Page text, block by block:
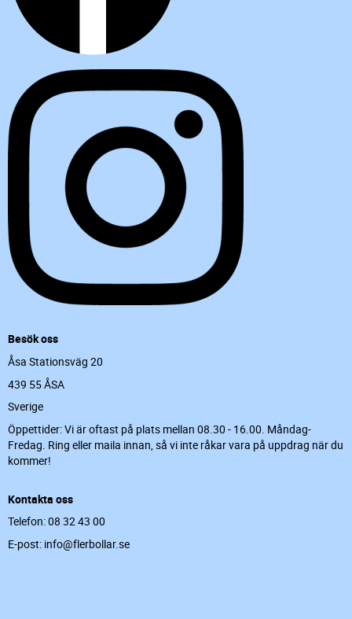
Besök oss
Åsa Stationsväg 20
439 55 ÅSA
Sverige
Öppettider: Vi är oftast på plats mellan 08.30 - 16.00. Måndag-
Fredag. Ring eller maila innan, så vi inte råkar vara på uppdrag när du
kommer!
Kontakta oss
Telefon: 08 32 43 00
E-post: info@flerbollar.se